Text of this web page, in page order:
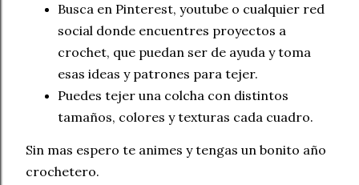
Busca en Pinterest, youtube o cualquier red
social donde encuentres proyectos a
crochet, que puedan ser de ayuda y toma
esas ideas y patrones para tejer.
Puedes tejer una colcha con distintos
tamaños, colores y texturas cada cuadro.
Sin mas espero te animes y tengas un bonito año
crochetero.